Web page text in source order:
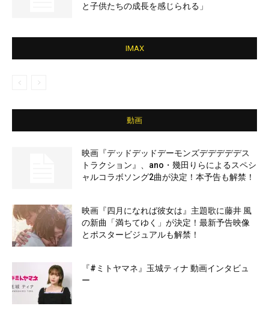
と子供たちの成長を感じられる」
IMAX
動画
映画『デッドデッドデーモンズデデデデデス
トラクション』、ano・幾田りらによるスペシ
ャルコラボソング2曲が決定！本予告も解禁！
映画『四月になれば彼女は』主題歌に藤井 風
の新曲「満ちてゆく」が決定！最新予告映像
とポスタービジュアルも解禁！
『#ミトヤマネ』玉城ティナ 動画インタビュ
ー